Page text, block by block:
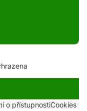
o přístupnostiCookies